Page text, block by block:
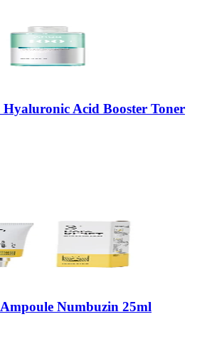
Acid Booster Toner
Ampoule Numbuzin 25ml